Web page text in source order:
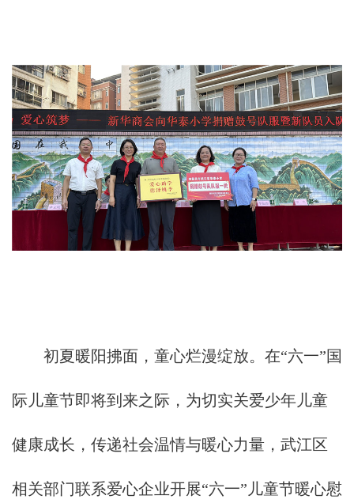
初夏暖阳拂面，童心烂漫绽放。在“六一”国
际儿童节即将到来之际，为切实关爱少年儿童
健康成长，传递社会温情与暖心力量，武江区
相关部门联系爱心企业开展“六一”儿童节暖心慰